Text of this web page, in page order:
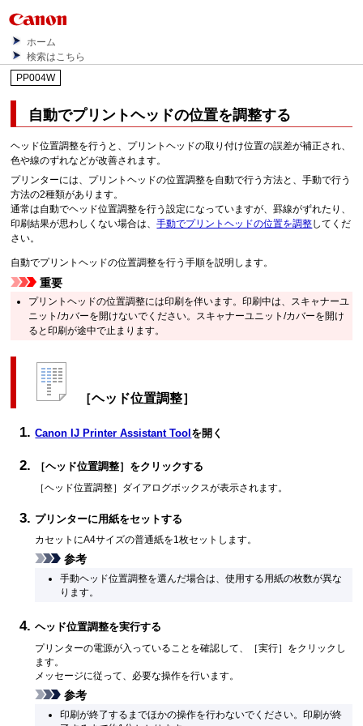
ホーム
検索はこちら
PP004W
自動でプリントヘッドの位置を調整する
ヘッド位置調整を行うと、 プリントヘッドの取り付け位置の誤差が補正され、
色や線のずれなどが改善されます。
プリンターには、 プリントヘッドの位置調整を自動で行う方法と、手動で行う
方法の2種類があります。
通常は自動でヘッド位置調整を行う設定になっていますが、罫線がずれたり、
印刷結果が思わしくない場合は、手動でプリントヘッドの位置を調整してくだ
さい。
自動でプリントヘッドの位置調整を行う手順を説明します。
重要
プリントヘッドの位置調整には印刷を伴います。印刷中は、 スキャナーユ
ニット/カバーを開けないでください。 スキャナーユニット/カバーを開け
ると印刷が途中で止まります。
［ヘッド位置調整］
Canon IJ Printer Assistant Tool を開く
［ヘッド位置調整］ をクリックする
［ヘッド位置調整］ ダイアログボックスが表示されます。
プリンターに用紙をセットする
カセット にA4サイズの普通紙を1枚セットします。
参考
手動ヘッド位置調整を選んだ場合は、使用する用紙の枚数が異な
ります。
ヘッド位置調整を実行する
プリンターの電源が入っていることを確認して、 ［実行］ をクリックし
ます。
メッセージに従って、必要な操作を行います。
参考
印刷が終了するまでほかの操作を行わないでください。 印刷が終